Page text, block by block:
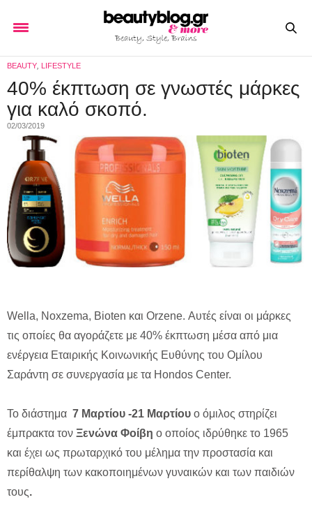
BEAUTY LIFESTYLE
40% έκπτωση σε γνωστές μάρκες
για καλό σκοπό.
02/03/2019
Wella, Noxzema, Bioten και Orzene. Αυτές είναι οι μάρκες
τις οποίες θα αγοράζετε με 40% έκπτωση μέσα από μια
ενέργεια Εταιρικής Κοινωνικής Ευθύνης του Ομίλου
Σαράντη σε συνεργασία με τα Hondos Center.
To διάστημα 7 Μαρτίου -21 Μαρτίου ο όμιλος στηρίζει
έμπρακτα τον Ξενώνα Φοίβη ο οποίος ιδρύθηκε το 1965
και έχει ως πρωταρχικό του μέλημα την προστασία και
περίθαλψη των κακοποιημένων γυναικών και των παιδιών
τους.